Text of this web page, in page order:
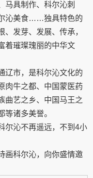
马具制作、科尔沁刺
沁美食……独具特色的
发芽、发展、传承，
着璀璨瑰丽的中华文
辽市，是科尔沁文化的
肉牛之都、中国蒙医药
曲艺之乡、中国马王之
等诸多美誉。
尔沁不再遥远，不到4小
画科尔沁，向你盛情邀